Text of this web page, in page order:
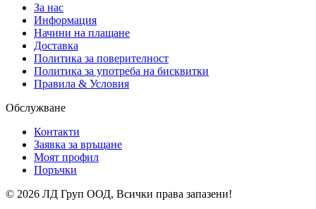
За нас
Информация
Начини на плащане
Доставка
Политика за поверителност
Политика за употреба на бисквитки
Правила & Условия
Обслужване
Контакти
Заявка за връщане
Моят профил
Поръчки
© 2026 ЛД Груп ООД, Всички права запазени!